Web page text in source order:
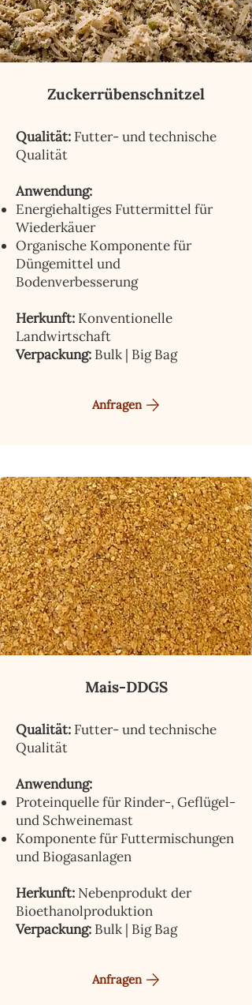
Zuckerrübenschnitzel
Qualität: Futter- und technische
Qualität
Anwendung:
Energiehaltiges Futtermittel für
Wiederkäuer
Organische Komponente für
Düngemittel und
Bodenverbesserung
Herkunft: Konventionelle
Landwirtschaft
Verpackung: Bulk | Big Bag
Anfragen
Mais-DDGS
Qualität: Futter- und technische
Qualität
Anwendung:
Proteinquelle für Rinder-, Geflügel-
und Schweinemast
Komponente für Futtermischungen
und Biogasanlagen
Herkunft: Nebenprodukt der
Bioethanolproduktion
Verpackung: Bulk | Big Bag
Anfragen